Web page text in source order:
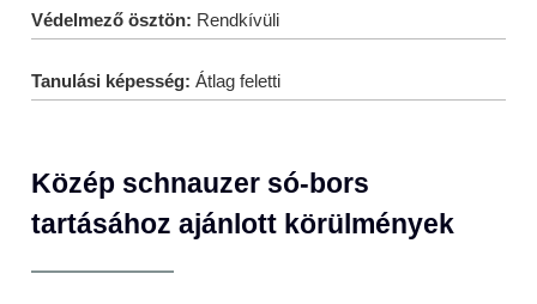
Védelmező ösztön: Rendkívüli
Tanulási képesség: Átlag feletti
Közép schnauzer só-bors
tartásához ajánlott körülmények